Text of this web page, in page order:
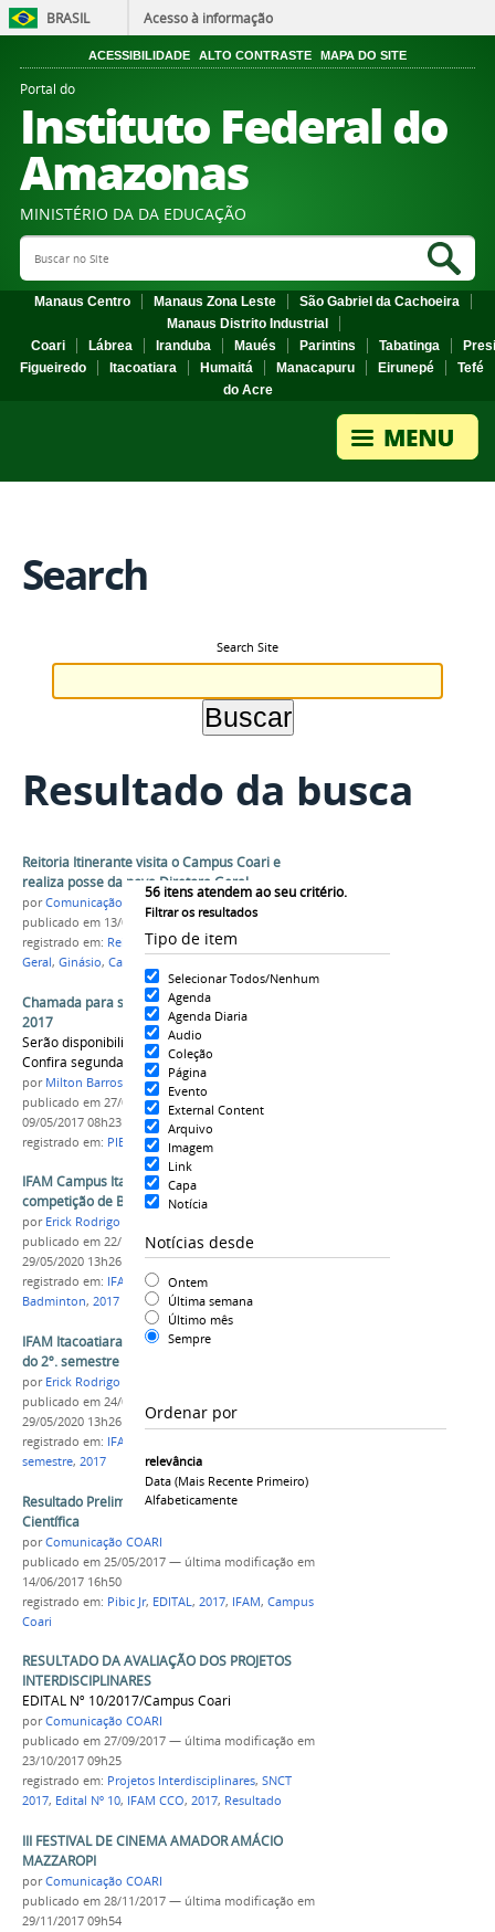
BRASIL Acesso à informação
ACESSIBILIDADE ALTO CONTRASTE MAPA DO SITE
Portal do
Instituto Federal do
Amazonas
MINISTÉRIO DA DA EDUCAÇÃO
Search Site
Manaus Centro Manaus Zona Leste
São Gabriel da Cachoeira
Manaus Distrito Industrial
Coari
Lábrea Iranduba Maués Parintins Tabatinga
Figueiredo
Itacoatiara Humaitá Manacapuru Eirunepé
Tefé
do Acre
Search
Search Site
Resultado da busca
56 itens atendem ao seu critério.
Filtrar os resultados
Tipo de item
Selecionar Todos/Nenhum
Agenda
Agenda Diaria
Audio
Coleção
Página
Evento
External Content
Arquivo
Imagem
Link
Capa
Notícia
Notícias desde
Ontem
Última semana
Último mês
Sempre
Ordenar por
relevância
Data (mais Recente Primeiro)
Alfabeticamente
Reitoria Itinerante visita o Campus Coari e
realiza posse da nova Diretora Geral
porComunicação COARI
publicado em 13/02/2017
registrado em: Reitoria itinerante,Posse
Geral, Ginásio, Campus Coari
Chamada para submissão de propostas - PIBEX
2017
Serão disponibilizadas 80 bolsas de extensão.
Confira segunda alteração ao edital
por Milton Barros
publicado em 27/03/2017 última modificação
09/05/2017 08h23
registrado em: PIBEX ,2017 PROEX
IFAM Campus Itacoatiara é 1º. lugar em
competição de Badminton
por Erick Rodrigo Santos Almeida
publicado em 22/11/2017—última modificação
29/05/2020 13h26
registrado em: IFAM Campus Itacoatiara
Badminton, 2017
IFAM Itacoatiara inicia as atividades acadêmicas
do 2º. semestre de 2017 nesta terça (25)
por Erick Rodrigo Santos Almeida
publicado em 24/07/2017
29/05/2020 13h26
registrado em: IFAM
semestre, 2017
Resultado Preliminar das Bolsas de Iniciação
Científica
porComunicação COARI
publicado em 25/05/2017 — última modificação em
14/06/2017 16h50
registrado em: Pibic Jr, EDITAL , 2017, IFAM, Campus
Coari
RESULTADO DA AVALIAÇÃO DOS PROJETOS
INTERDISCIPLINARES
EDITAL Nº 10/2017/Campus Coari
porComunicação COARI
publicado em 27/09/2017 — última modificação em
23/10/2017 09h25
registrado em: Projetos Interdisciplinares, SNCT
2017, Edital Nº 10, IFAM CCO, 2017, Resultado
III FESTIVAL DE CINEMA AMADOR AMÁCIO
MAZZAROPI
porComunicação COARI
publicado em 28/11/2017 — última modificação em
29/11/2017 09h54